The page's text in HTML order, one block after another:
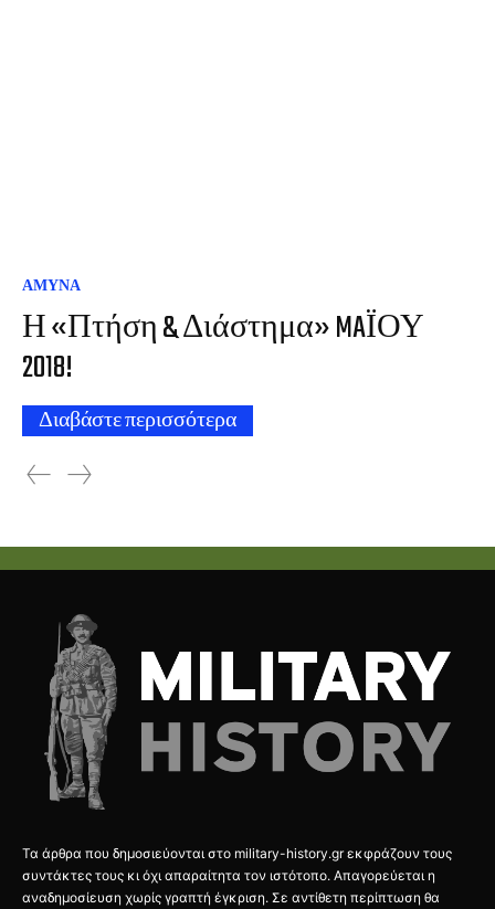
ΑΜΥΝΑ
Η «Πτήση & Διάστημα» MAΪΟΥ
2018!
Διαβάστε περισσότερα
Τα άρθρα που δημοσιεύονται στο military-history.gr εκφράζουν τους
συντάκτες τους κι όχι απαραίτητα τον ιστότοπο. Απαγορεύεται η
αναδημοσίευση χωρίς γραπτή έγκριση. Σε αντίθετη περίπτωση θα